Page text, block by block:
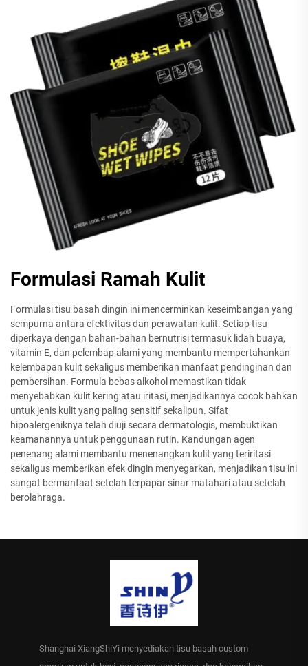
Formulasi Ramah Kulit
Formulasi tisu basah dingin ini mencerminkan keseimbangan yang
sempurna antara efektivitas dan perawatan kulit. Setiap tisu
diperkaya dengan bahan-bahan bernutrisi termasuk lidah buaya,
vitamin E, dan pelembap alami yang membantu mempertahankan
kelembapan kulit sekaligus memberikan manfaat pendinginan dan
pembersihan. Formula bebas alkohol memastikan tidak
menyebabkan kulit kering atau iritasi, menjadikannya cocok bahkan
untuk jenis kulit yang paling sensitif sekalipun. Sifat
hipoalergeniknya telah diuji secara dermatologis, membuktikan
keamanannya untuk penggunaan rutin. Kandungan agen
penenang alami membantu menenangkan kulit yang teriritasi
sekaligus memberikan efek dingin menyegarkan, menjadikan tisu ini
sangat bermanfaat setelah terpapar sinar matahari atau setelah
berolahraga.
Shanghai XiangShiYi menyediakan tisu basah custom